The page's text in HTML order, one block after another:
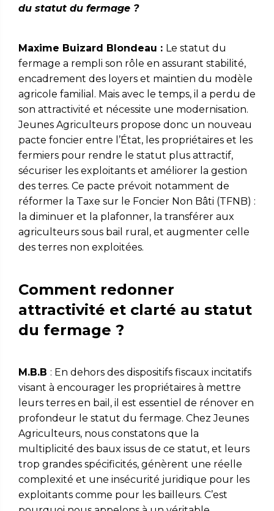
du statut du fermage ?
Maxime Buizard Blondeau : Le statut du
fermage a rempli son rôle en assurant stabilité,
encadrement des loyers et maintien du modèle
agricole familial. Mais avec le temps, il a perdu de
son attractivité et nécessite une modernisation.
Jeunes Agriculteurs propose donc un nouveau
pacte foncier entre l’État, les propriétaires et les
fermiers pour rendre le statut plus attractif,
sécuriser les exploitants et améliorer la gestion
des terres. Ce pacte prévoit notamment de
réformer la Taxe sur le Foncier Non Bâti (TFNB) :
la diminuer et la plafonner, la transférer aux
agriculteurs sous bail rural, et augmenter celle
des terres non exploitées.
Comment redonner
attractivité et clarté au statut
du fermage ?
M.B.B : En dehors des dispositifs fiscaux incitatifs
visant à encourager les propriétaires à mettre
leurs terres en bail, il est essentiel de rénover en
profondeur le statut du fermage. Chez Jeunes
Agriculteurs, nous constatons que la
multiplicité des baux issus de ce statut, et leurs
trop grandes spécificités, génèrent une réelle
complexité et une insécurité juridique pour les
exploitants comme pour les bailleurs. C’est